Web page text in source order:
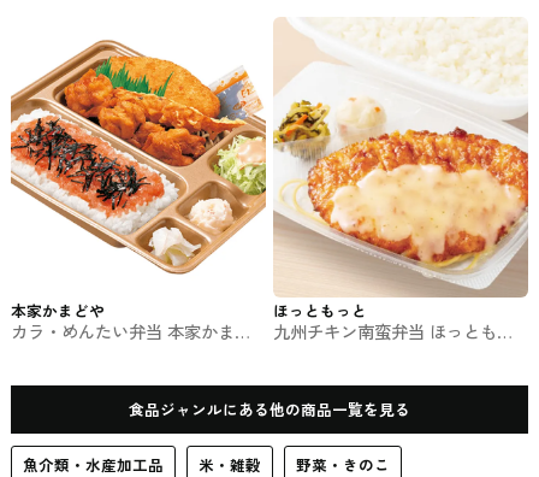
本家かまどや
カラ・めんたい弁当 本家かまど
ほっともっと
九州チキン南蛮弁当 ほっともっ
食品ジャンルにある他の商品一覧を見る
魚介類・水産加工品 米・雑穀 野菜・きのこ